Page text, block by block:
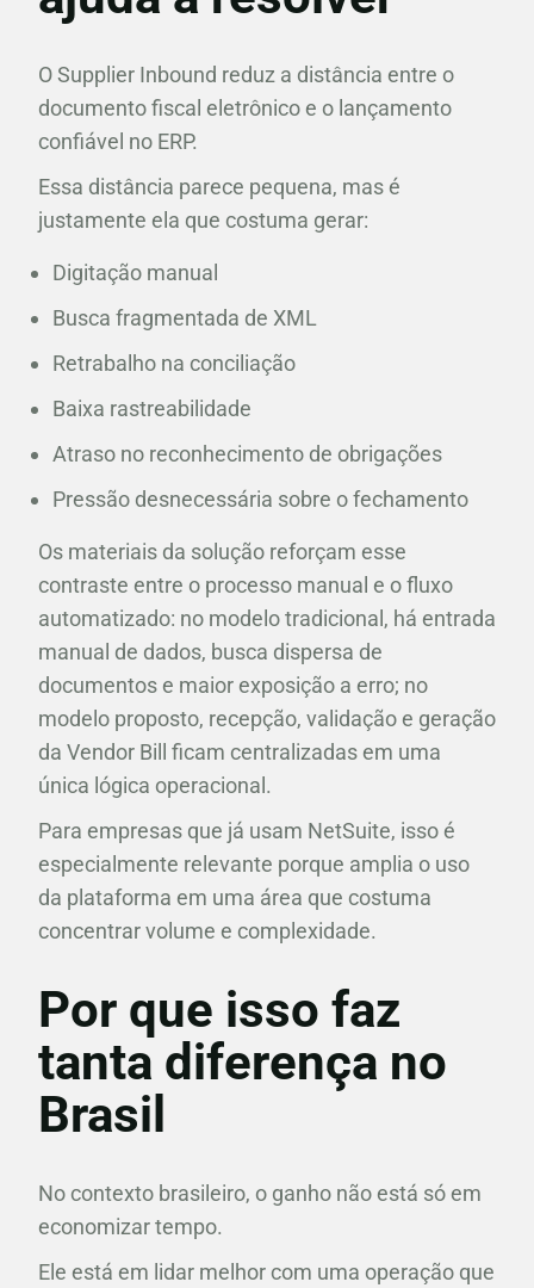
O Supplier Inbound reduz a distância entre o
documento fiscal eletrônico e o lançamento
confiável no ERP.
Essa distância parece pequena, mas é
justamente ela que costuma gerar:
Digitação manual
Busca fragmentada de XML
Retrabalho na conciliação
Baixa rastreabilidade
Atraso no reconhecimento de obrigações
Pressão desnecessária sobre o fechamento
Os materiais da solução reforçam esse
contraste entre o processo manual e o fluxo
automatizado: no modelo tradicional, há entrada
manual de dados, busca dispersa de
documentos e maior exposição a erro; no
modelo proposto, recepção, validação e geração
da Vendor Bill ficam centralizadas em uma
única lógica operacional.
Para empresas que já usam NetSuite, isso é
especialmente relevante porque amplia o uso
da plataforma em uma área que costuma
concentrar volume e complexidade.
Por que isso faz
tanta diferença no
Brasil
No contexto brasileiro, o ganho não está só em
economizar tempo.
Ele está em lidar melhor com uma operação que